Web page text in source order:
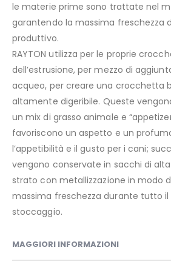
le materie prime sono trattate nel
garantendo la massima freschezza
produttivo.
RAYTON utilizza per le proprie
dell’estrusione, per mezzo di
acqueo, per creare una crocchetta
altamente digeribile. Queste
un mix di grasso animale e
favoriscono un aspetto e un
l’appetibilità e il gusto per i cani;
vengono conservate in sacchi di
strato con metallizzazione in modo
massima freschezza durante tutto
stoccaggio.
MAGGIORI INFORMAZIONI